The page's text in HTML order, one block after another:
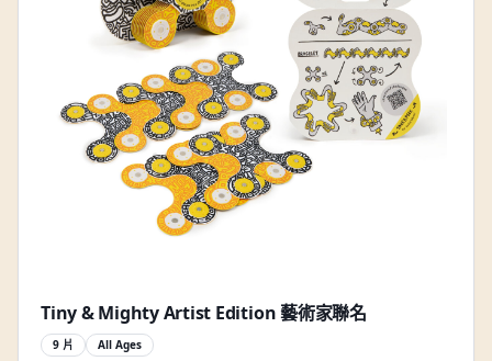
Tiny & Mighty Artist Edition 藝術家聯名
9 片 All Ages